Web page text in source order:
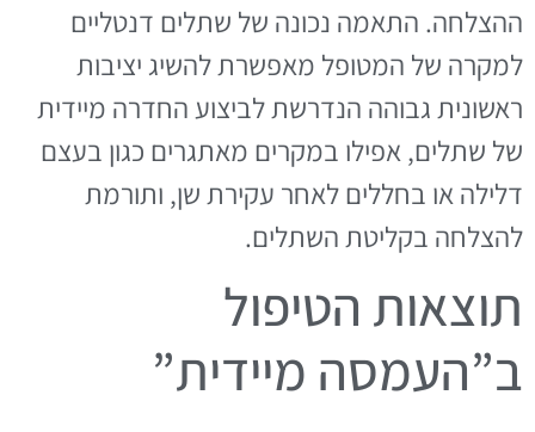
ההצלחה. התאמה נכונה של שתלים דנטליים
למקרה של המטופל מאפשרת להשיג יציבות
ראשונית גבוהה הנדרשת לביצוע החדרה מיידית
של שתלים, אפילו במקרים מאתגרים כגון בעצם
דלילה או בחללים לאחר עקירת שן, ותורמת
להצלחה בקליטת השתלים.
תוצאות הטיפול
ב”העמסה מיידית”